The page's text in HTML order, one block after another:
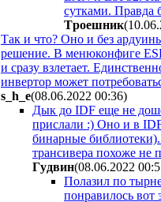
сутками. Правда
Tpoeшник
Так и что? Оно и без
решение. В менюконфиге
и сразу взлетает.
инвертор может
s_h_e(08.06.2022 00:36)
Дык до IDF еще не
прислали :) Оно и в
бинарные
трансивера похоже не
Гyдвин(08.06.2022
Полазил по
понравилось вот